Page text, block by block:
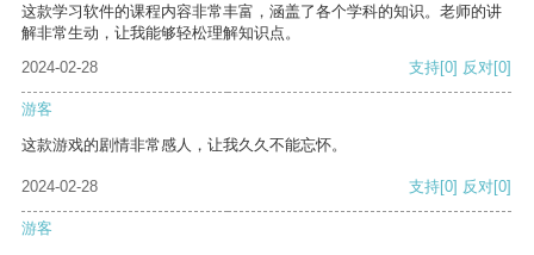
这款学习软件的课程内容非常丰富，涵盖了各个学科的知识。老师的讲
解非常生动，让我能够轻松理解知识点。
2024-02-28
支持[0] 反对[0]
游客
这款游戏的剧情非常感人，让我久久不能忘怀。
2024-02-28 支持[0] 反对[0]
游客